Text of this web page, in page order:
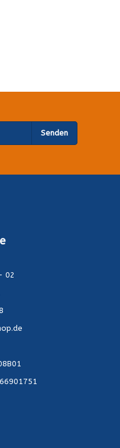
Senden
02